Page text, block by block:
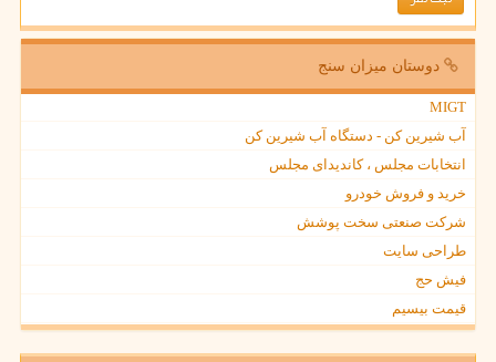
دوستان میزان سنج
MIGT
آب شیرین کن - دستگاه آب شیرین کن
انتخابات مجلس ، کاندیدای مجلس
خرید و فروش خودرو
شرکت صنعتی سخت پوشش
طراحی سایت
فیش حج
قیمت بیسیم